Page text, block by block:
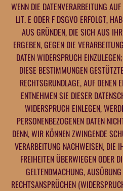
WENN DIE DATENVERARBEITUNG
LIT. E ODER F DSGVO ERFOLGT,
AUS GRÜNDEN, DIE SICH AUS
ERGEBEN, GEGEN DIE
DATEN WIDERSPRUCH
DIESE BESTIMMUNGEN
RECHTSGRUNDLAGE, AUF DENEN
ENTNEHMEN SIE DIESER
WIDERSPRUCH EINLEGEN,
PERSONENBEZOGENEN DATEN
DENN, WIR KÖNNEN ZWINGENDE
VERARBEITUNG NACHWEISEN, DIE
FREIHEITEN ÜBERWIEGEN ODER
GELTENDMACHUNG,
RECHTSANSPRÜCHEN